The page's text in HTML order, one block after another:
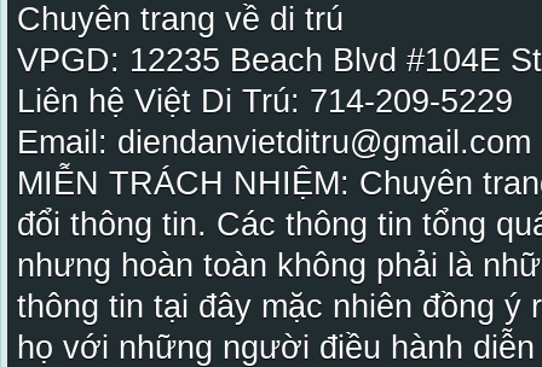
Chuyên trang về di trú
VPGD: 12235 Beach Blvd #104E
Liên hệ Việt Di Trú: 714-209-5229
Email:
MIỄN TRÁCH NHIỆM: Chuyên
đổi thông tin. Các thông tin tổng
nhưng hoàn toàn không phải là
thông tin tại đây mặc nhiên đồng ý
họ với những người điều hành